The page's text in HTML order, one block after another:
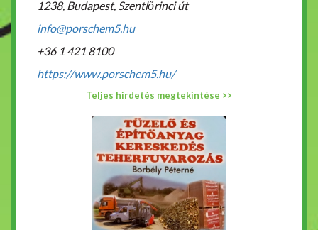
1238, Budapest, Szentlőrinci út
info@porschem5.hu
+36 1 421 8100
https://www.porschem5.hu/
Teljes hirdetés megtekintése >>